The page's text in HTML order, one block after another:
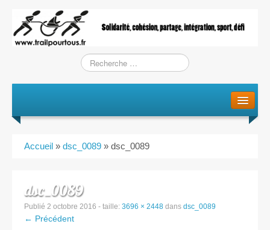
L’équipe
Training / Courses
Accueil » dsc_0089 » dsc_0089
dsc_0089
Publié 2 octobre 2016 - taille: 3696 × 2448 dans dsc_0089
← Précédent